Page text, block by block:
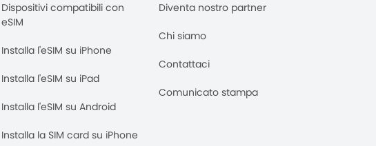
Dispositivi compatibili con
eSIM
Installa l'eSIM su iPhone
Installa l'eSIM su iPad
Installa l'eSIM su Android
Installa la SIM card su iPhone
Diventa nostro partner
Chi siamo
Contattaci
Comunicato stampa